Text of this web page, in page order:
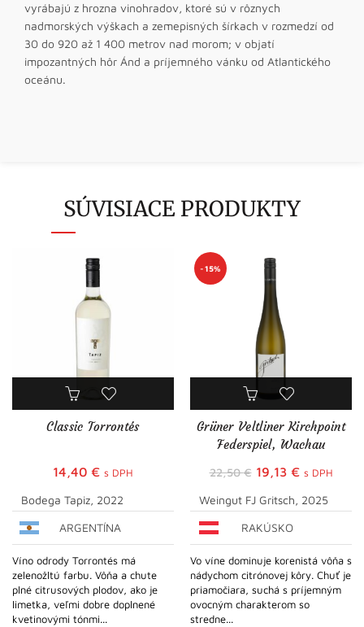
vyrábajú z hrozna vinohradov, ktoré sú v rôznych
nadmorských výškach a zemepisných šírkach v rozmedzí od
30 do 920 až 1 400 metrov nad morom; v objatí
impozantných hôr Ánd a príjemného vánku od Atlantického
oceánu.
SÚVISIACE PRODUKTY
Classic Torrontés
14,40 € s DPH
Bodega Tapiz, 2022
ARGENTÍNA
Víno odrody Torrontés má
zelenožltú farbu. Vôňa a chute
plné citrusových plodov, ako je
limetka, veľmi dobre doplnené
kvetinovými tónmi...
-15%
Grüner Veltliner Kirchpoint
Federspiel, Wachau
22,50€ Pôvodná
bola:
22,50 €.
19,13 €Aktuálna
je:
s DPH
Weingut FJ Gritsch, 2025
RAKÚSKO
Vo víne dominuje korenistá vôňa s
nádychom citrónovej kôry. Chuť je
priamočiara, suchá s príjemným
ovocným charakterom so
stredne...